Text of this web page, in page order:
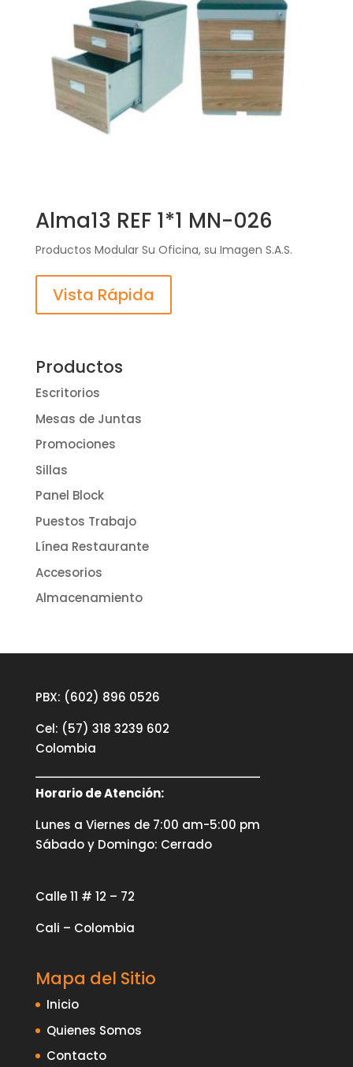
Alma13 REF 1*1 MN-026
Productos Modular Su Oficina, su Imagen S.A.S.
Vista Rápida
Productos
Escritorios
Mesas de Juntas
Promociones
Sillas
Panel Block
Puestos Trabajo
Línea Restaurante
Accesorios
Almacenamiento
PBX: (602) 896 0526
Cel: (57) 318 3239 602
Colombia
Horario de Atención:
Lunes a Viernes de 7:00 am-5:00 pm
Sábado y Domingo: Cerrado
Calle 11 # 12 – 72
Cali – Colombia
Mapa del Sitio
Inicio
Quienes Somos
Contacto